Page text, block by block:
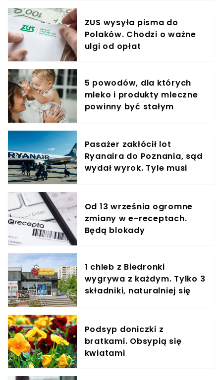
ZUS wysyła pisma do
Polaków. Chodzi o ważne
ulgi od opłat
5 powodów, dla których
mleko i produkty mleczne
powinny być stałym
Pasażer zakłócił lot
Ryanaira do Poznania, sąd
wydał wyrok. Tyle musi
Od 13 września ogromne
zmiany w e-receptach.
Będą blokady
1 chleb z Biedronki
wygrywa z każdym. Tylko 3
składniki, naturalniej się
Podsyp doniczki z
bratkami. Obsypią się
kwiatami